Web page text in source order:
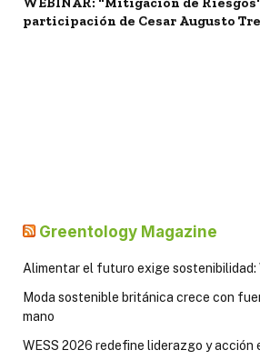
participación de Cesar Augusto
Greentology Magazine
Alimentar el futuro exige sostenibilidad:
Moda sostenible británica crece con
mano
WESS 2026 redefine liderazgo y